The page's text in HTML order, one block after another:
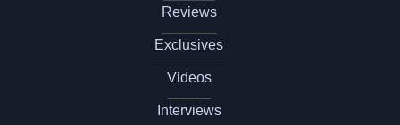
Reviews
Exclusives
Videos
Interviews